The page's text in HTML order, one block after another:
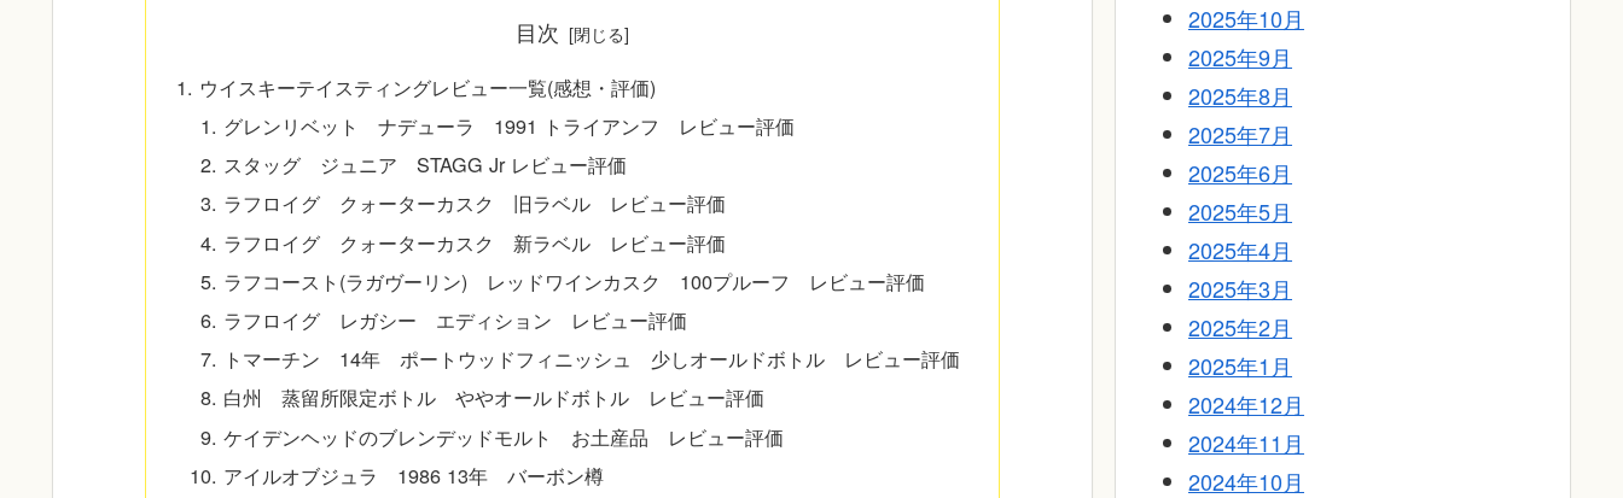
目次
ウイスキーテイスティングレビュー一覧(感想・評価)
グレンリベット ナデューラ 1991 トライアンフ レビュー評価
スタッグ ジュニア STAGG Jr レビュー評価
ラフロイグ クォーターカスク 旧ラベル レビュー評価
ラフロイグ クォーターカスク 新ラベル レビュー評価
ラフコースト(ラガヴーリン) レッドワインカスク 100プルーフ レビュー評価
ラフロイグ レガシー エディション レビュー評価
トマーチン 14年 ポートウッドフィニッシュ 少しオールドボトル レビュー評価
白州 蒸留所限定ボトル ややオールドボトル レビュー評価
ケイデンヘッドのブレンデッドモルト お土産品 レビュー評価
アイルオブジュラ 1986 13年 バーボン樽
2025年10月
2025年9月
2025年8月
2025年7月
2025年6月
2025年5月
2025年4月
2025年3月
2025年2月
2025年1月
2024年12月
2024年11月
2024年10月